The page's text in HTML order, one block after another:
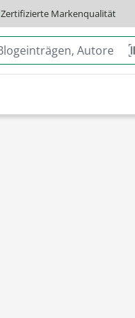
Zertifizierte Markenqualität